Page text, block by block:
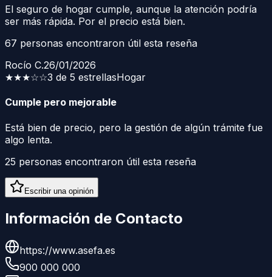
El seguro de hogar cumple, aunque la atención podría
ser más rápida. Por el precio está bien.
67 personas encontraron útil esta reseña
Rocío C.26/01/2026
★★★☆☆3 de 5 estrellasHogar
Cumple pero mejorable
Está bien de precio, pero la gestión de algún trámite fue
algo lenta.
25 personas encontraron útil esta reseña
Escribir una opinión
Información de Contacto
https://www.asefa.es
900 000 000